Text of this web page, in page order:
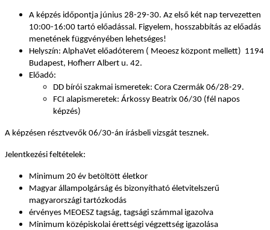
A képzés időpontja június 28-29-30. Az első két nap tervezetten
10:00-16:00 tartó előadással. Figyelem, hosszabbítás az előadás
menetének függvényében lehetséges!
Helyszín: AlphaVet előadóterem ( Meoesz központ mellett) 1194
Budapest, Hofherr Albert u. 42.
Előadó:
DD bírói szakmai ismeretek: Cora Czermák 06/28-29.
FCI alapismeretek: Árkossy Beatrix 06/30 (fél napos
képzés)
A képzésen résztvevők 06/30-án írásbeli vizsgát tesznek.
Jelentkezési feltételek:
Minimum 20 év betöltött életkor
Magyar állampolgárság és bizonyítható életvitelszerű
magyarországi tartózkodás
érvényes MEOESZ tagság, tagsági számmal igazolva
Minimum középiskolai érettségi végzettség igazolása